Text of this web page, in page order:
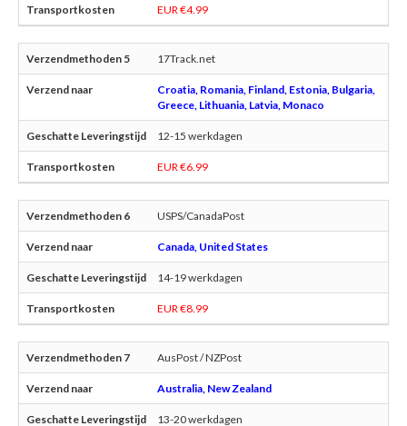
EUR €4.99
17Track.net
Croatia, Romania, Finland, Estonia, Bulgaria,
Greece, Lithuania, Latvia, Monaco
12-15 werkdagen
EUR €6.99
USPS/CanadaPost
Canada, United States
14-19 werkdagen
EUR €8.99
AusPost / NZPost
Australia, New Zealand
13-20 werkdagen